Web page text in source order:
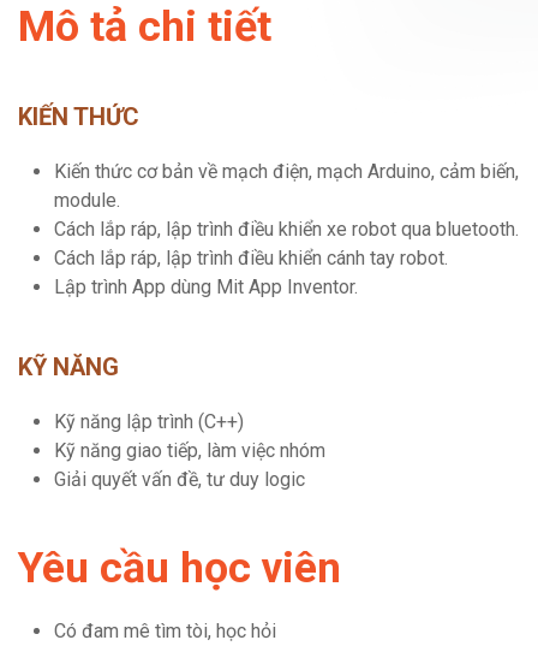
Mô tả chi tiết
KIẾN THỨC
Kiến thức cơ bản về mạch điện, mạch Arduino, cảm biến,
module.
Cách lắp ráp, lập trình điều khiển xe robot qua bluetooth.
Cách lắp ráp, lập trình điều khiển cánh tay robot.
Lập trình App dùng Mit App Inventor.
KỸ NĂNG
Kỹ năng lập trình (C++)
Kỹ năng giao tiếp, làm việc nhóm
Giải quyết vấn đề, tư duy logic
Yêu cầu học viên
Có đam mê tìm tòi, học hỏi